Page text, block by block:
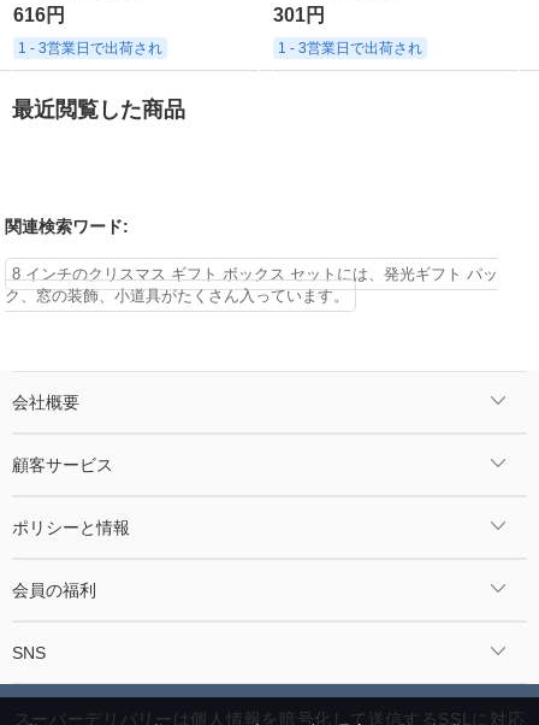
616円
1 - 3営業日で出荷され
301円
1 - 3営業日で出荷され
最近閲覧した商品
関連検索ワード:
8 インチのクリスマス ギフト ボックス セットには、発光ギフト パッ
ク、窓の装飾、小道具がたくさん入っています。
会社概要
顧客サービス
ポリシーと情報
会員の福利
SNS
スーパーデリバリーは個人情報を暗号化して送信するSSLに対応